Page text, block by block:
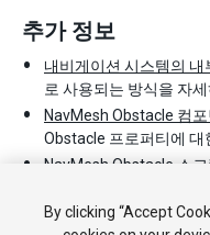
추가 정보
내비게이션 시스템의 내
로 사용되는 방식을 자
NavMesh Obstacle 컴
Obstacle 프로퍼티에 대
NavMesh Obstacle 스크
By clicking “Accept